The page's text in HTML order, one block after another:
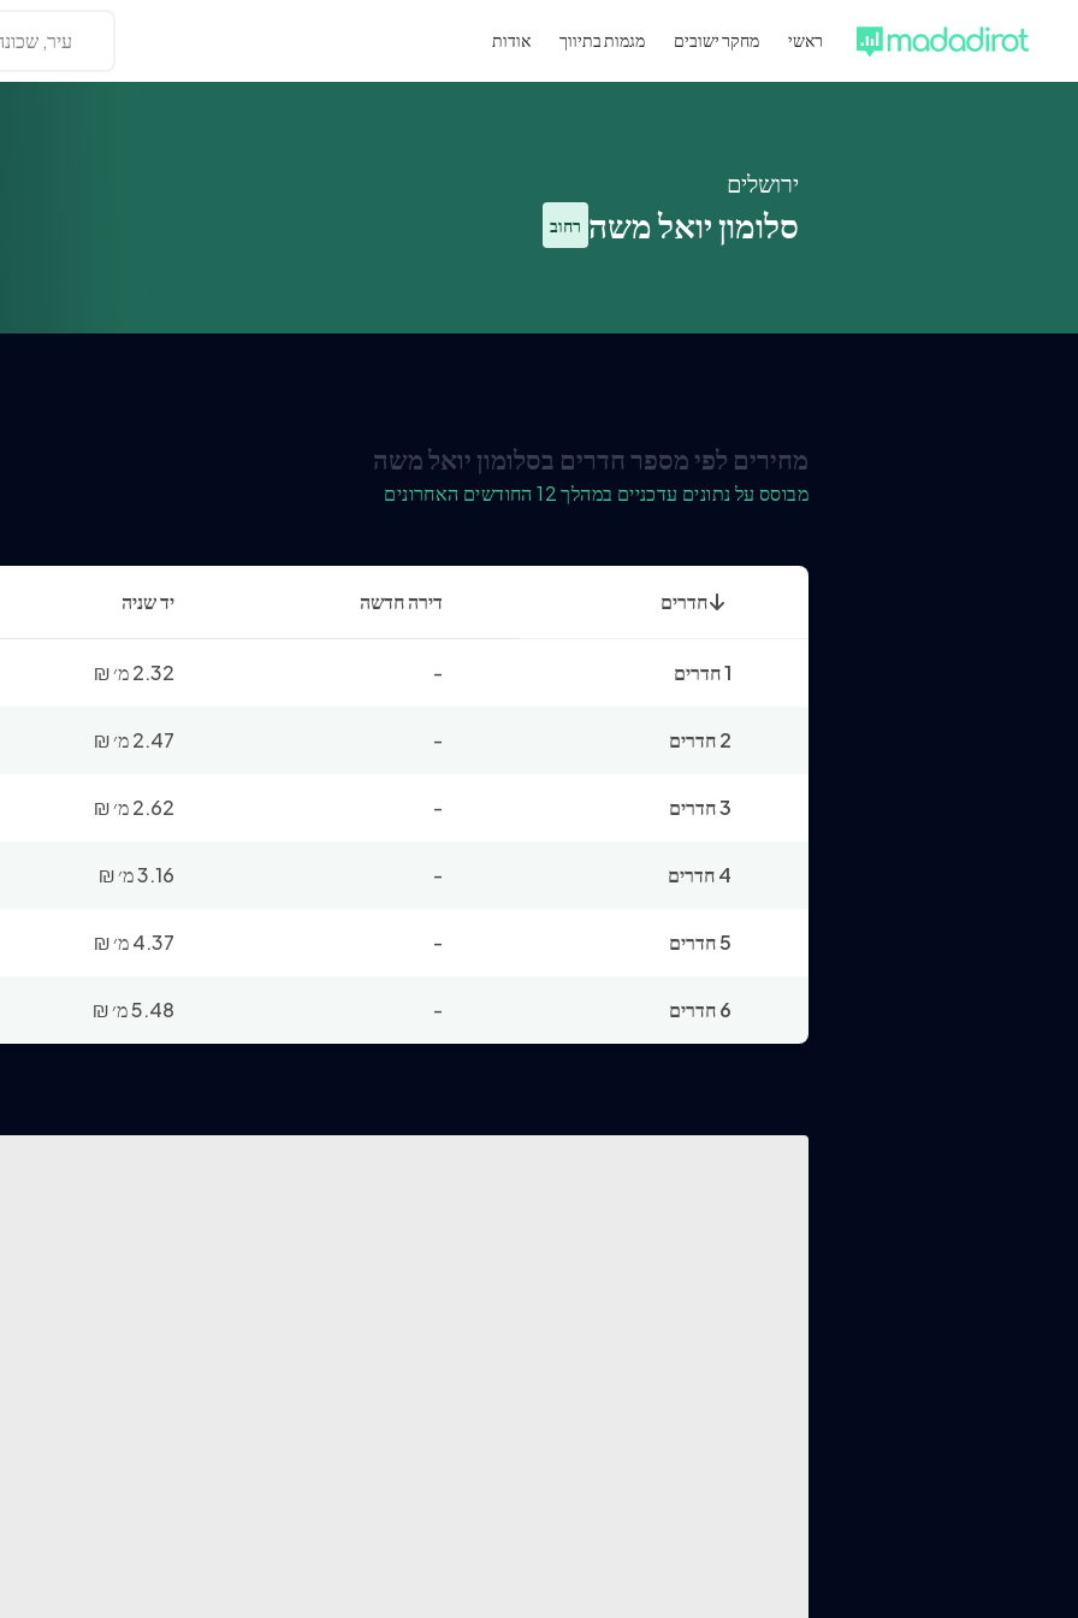
ראשי מחקר ישובים מגמות בתיווך אודות עיר,
ירושלים
סלומון יואל משה רחוב
מחירים לפי מספר חדרים בסלומון יואל משה
מבוסס על נתונים עדכניים במהלך 12 החודשים האחרונים
חדרים דירה חדשה יד שניה
1 חדרים - 2.32 מ׳ ₪
2 חדרים - 2.47 מ׳ ₪
3 חדרים - 2.62 מ׳ ₪
4 חדרים - 3.16 מ׳ ₪
5 חדרים - 4.37 מ׳ ₪
6 חדרים - 5.48 מ׳ ₪